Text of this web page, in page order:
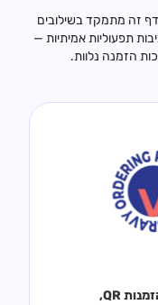
דף זה מתמקד בשילובים
תפעוליות אמיתיות —
חברו את Gravy ל-Miley והפעילו הזמנות QR,